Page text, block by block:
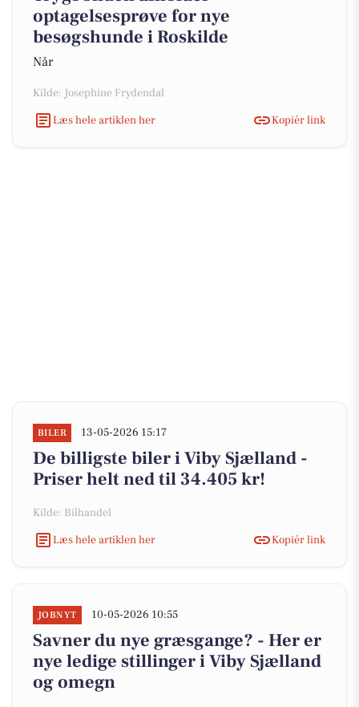
optagelsesprøve for nye
besøgshunde i Roskilde
Når
Kilde: Josephine Frydendal
Læs hele artiklen her
Kopiér link
BILER 13-05-2026 15:17
De billigste biler i Viby Sjælland -
Priser helt ned til 34.405 kr!
Kilde: Bilhandel
Læs hele artiklen her
Kopiér link
JOBNYT 10-05-2026 10:55
Savner du nye græsgange? - Her er
nye ledige stillinger i Viby Sjælland
og omegn